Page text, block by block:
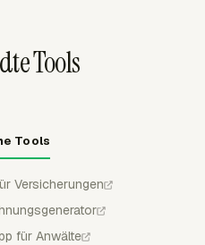
Tools
Tools
Versicherungen
für Anwälte